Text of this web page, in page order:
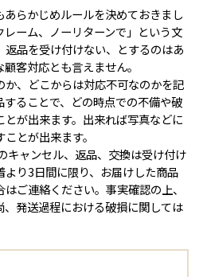
らかじめルールを決めておきまし
ーム、ノーリターンで」という文
品を受け付けない、とするのはあ
客対応とも言えません。
か、どこからは対応不可なのかを記
ることで、どの時点での不備や破
が出来ます。出来れば写真などに
とが出来ます。
キャンセル、返品、交換は受け付け
り3日間に限り、お届けした商品
ご連絡ください。事実確認の上、
発送過程における破損に関しては